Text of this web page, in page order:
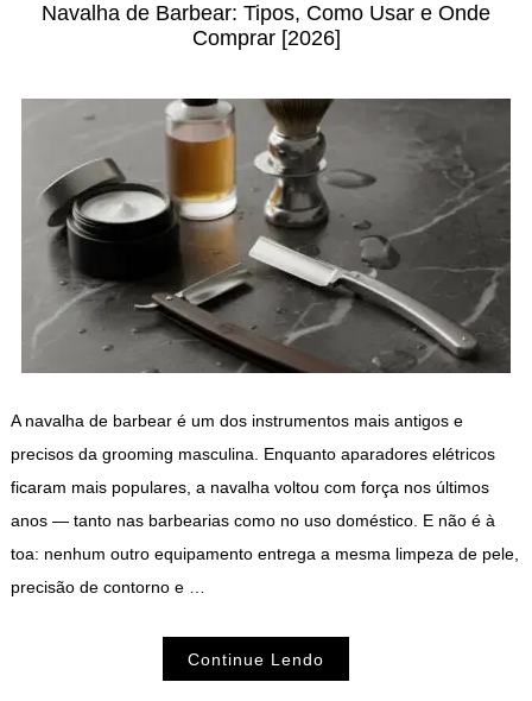
Navalha de Barbear: Tipos, Como Usar e Onde
Comprar [2026]
A navalha de barbear é um dos instrumentos mais antigos e
precisos da grooming masculina. Enquanto aparadores elétricos
ficaram mais populares, a navalha voltou com força nos últimos
anos — tanto nas barbearias como no uso doméstico. E não é à
toa: nenhum outro equipamento entrega a mesma limpeza de pele,
precisão de contorno e …
Continue Lendo